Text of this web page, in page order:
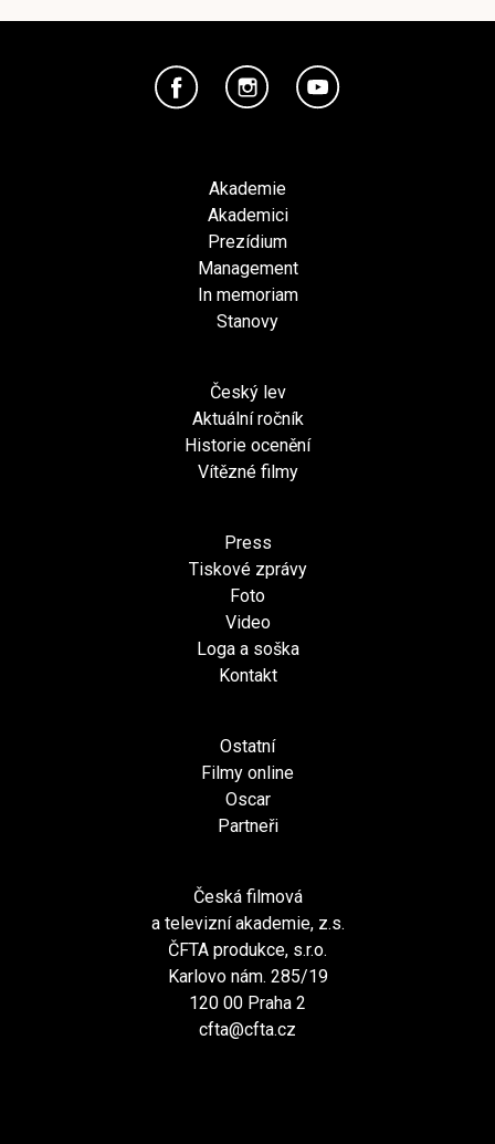
Akademie
Akademici
Prezídium
Management
In memoriam
Stanovy
Český lev
Aktuální ročník
Historie ocenění
Vítězné filmy
Press
Tiskové zprávy
Foto
Video
Loga a soška
Kontakt
Ostatní
Filmy online
Oscar
Partneři
Česká filmová
a televizní akademie, z.s.
ČFTA produkce, s.r.o.
Karlovo nám. 285/19
120 00 Praha 2
cfta@cfta.cz